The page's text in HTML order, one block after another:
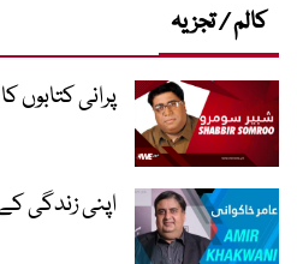
کالم / تجزیہ
پرانی کتابوں کا
اپنی زندگی کے